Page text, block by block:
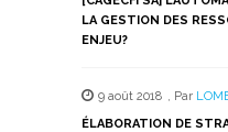
LA GESTION DES
ENJEU?
9 août 2018 , Par
ÉLABORATION DE